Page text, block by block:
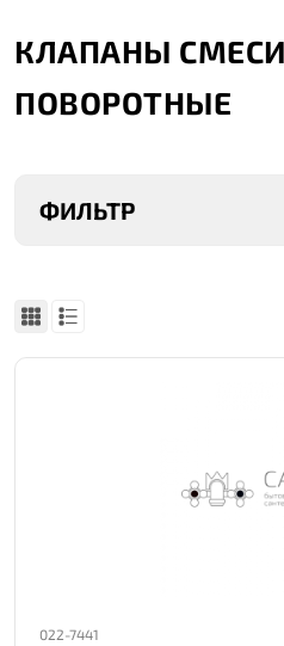
КЛАПАНЫ
ПОВОРОТНЫЕ
ФИЛЬТР
022-7441